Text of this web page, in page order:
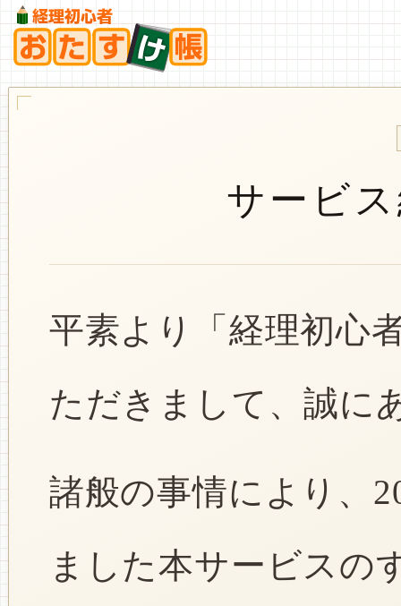
サービ
平素より「経理初心
ただきまして、誠に
諸般の事情により、
ました本サービスの